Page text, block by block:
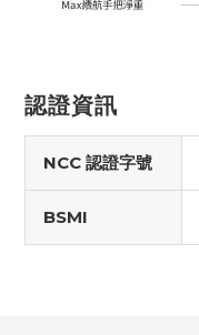
認證資訊
NCC 認證字號
BSMI